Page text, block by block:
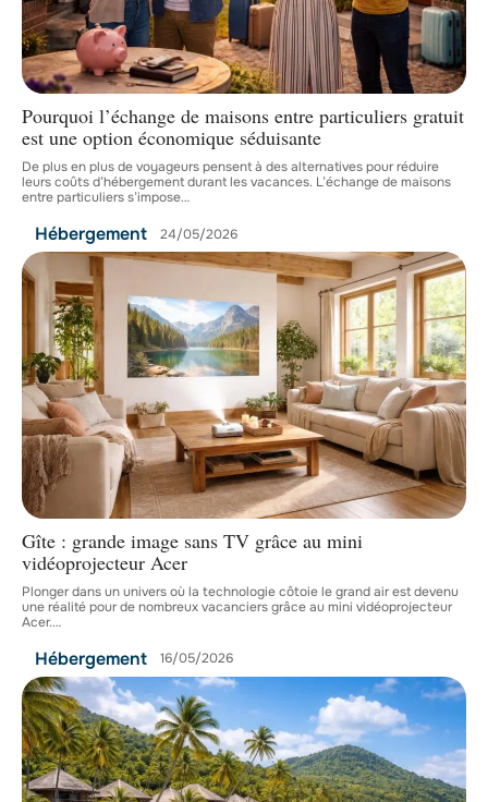
Pourquoi l’échange de maisons entre particuliers gratuit
est une option économique séduisante
De plus en plus de voyageurs pensent à des alternatives pour réduire
leurs coûts d’hébergement durant les vacances. L’échange de maisons
entre particuliers s’impose…
Hébergement 24/05/2026
Gîte : grande image sans TV grâce au mini
vidéoprojecteur Acer
Plonger dans un univers où la technologie côtoie le grand air est devenu
une réalité pour de nombreux vacanciers grâce au mini vidéoprojecteur
Acer.…
Hébergement 16/05/2026